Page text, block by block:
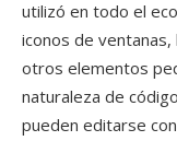
utilizó en todo el
iconos de
otros elementos
naturaleza de
pueden editarse